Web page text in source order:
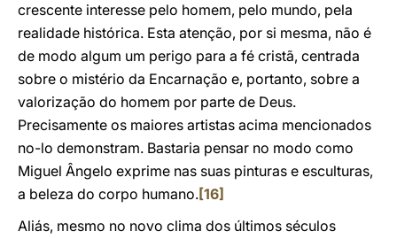
crescente interesse pelo homem, pelo mundo, pela
realidade histórica. Esta atenção, por si mesma, não é
de modo algum um perigo para a fé cristã, centrada
sobre o mistério da Encarnação e, portanto, sobre a
valorização do homem por parte de Deus.
Precisamente os maiores artistas acima mencionados
no-lo demonstram. Bastaria pensar no modo como
Miguel Ângelo exprime nas suas pinturas e esculturas,
a beleza do corpo humano.[16]
Aliás, mesmo no novo clima dos últimos séculos